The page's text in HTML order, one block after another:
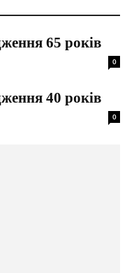
65 років
0
40 років
0